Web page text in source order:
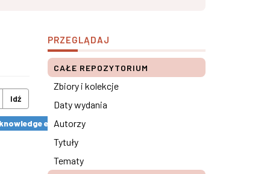
Idź
economics” ×
PRZEGLĄDAJ
CAŁE REPOZYTORIUM
Zbiory i kolekcje
Daty wydania
Autorzy
Tytuły
Tematy